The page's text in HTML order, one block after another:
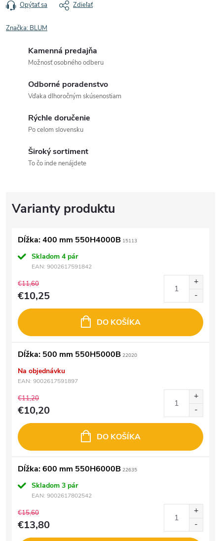
Opýtať sa Zdieľať
Značka: BLUM
Kamenná predajňa
Možnosť osobného odberu
Odborné poradenstvo
Vďaka dlhoročným skúsenostiam
Rýchle doručenie
Po celom slovensku
Široký sortiment
To čo inde nenájdete
Dĺžka: 400 mm 550H4000B 15113
Skladom 4 pár
EAN: 9002617591842
€11,60
€10,25
DO KOŠÍKA
Dĺžka: 500 mm 550H5000B 22020
Na objednávku
EAN: 9002617591897
€11,20
€10,20
DO KOŠÍKA
Dĺžka: 600 mm 550H6000B 22635
Skladom 3 pár
EAN: 9002617802542
€15,60
€13,80